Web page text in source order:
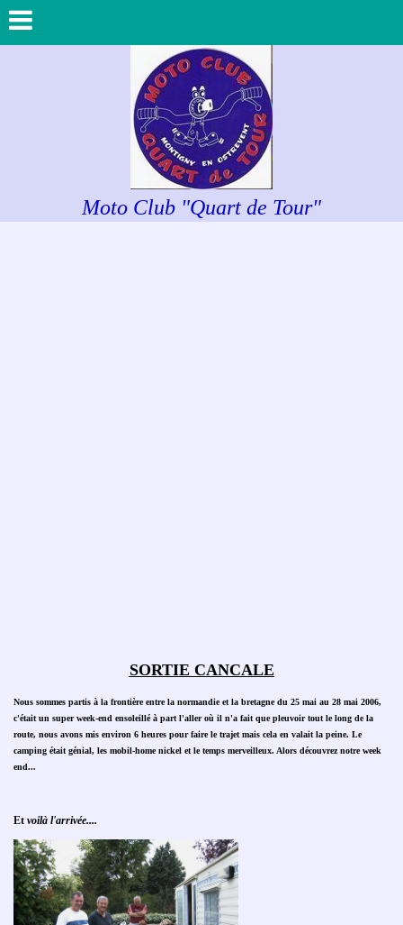
Moto Club "Quart de Tour"
SORTIE CANCALE
Nous sommes partis à la frontière entre la normandie et la bretagne du 25 mai au 28 mai 2006,
c'était un super week-end ensoleillé à part l'aller où il n'a fait que pleuvoir tout le long de la
route, nous avons mis environ 6 heures pour faire le trajet mais cela en valait la peine. Le
camping était génial, les mobil-home nickel et le temps merveilleux. Alors découvrez notre week
end...
Et voilà l'arrivée....